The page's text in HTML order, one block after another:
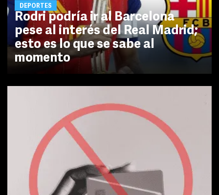
DEPORTES
Rodri podría ir al Barcelona
pese al interés del Real Madrid;
esto es lo que se sabe al
momento